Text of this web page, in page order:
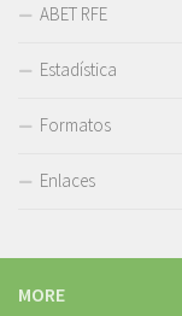
ABET RFE
Estadística
Formatos
Enlaces
MORE